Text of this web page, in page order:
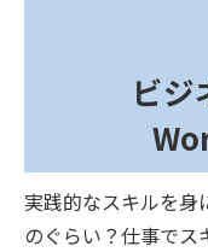
ビジ
実践的なスキルを身
のぐらい？仕事でス